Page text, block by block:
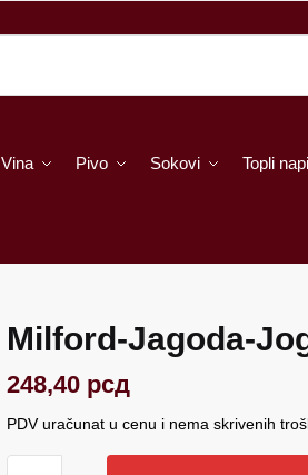
Vina Pivo Sokovi Topli
Milford-Jagoda-
248,40 рсд
PDV uračunat u cenu i nema skrivenih